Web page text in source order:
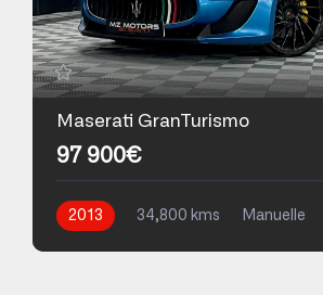
Maserati GranTurismo
97 900€
2013 34,800 kms Manuelle